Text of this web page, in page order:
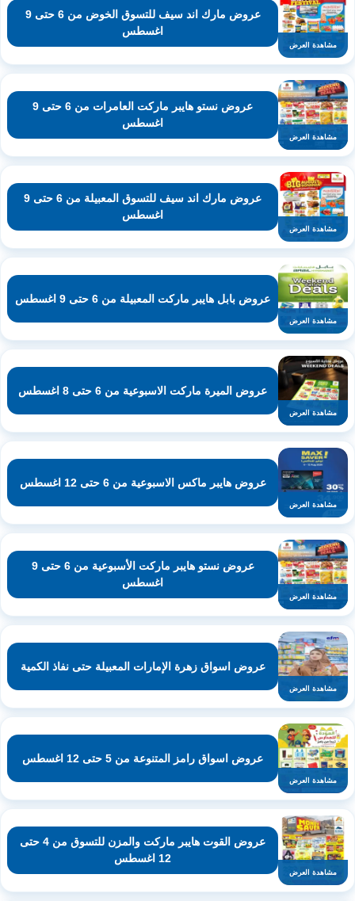
مشاهدة العرض
عروض مارك اند سيف للتسوق الخوض من 6 حتى 9
اغسطس
مشاهدة العرض
عروض نستو هايبر ماركت العامرات من 6 حتى 9
اغسطس
مشاهدة العرض
عروض مارك اند سيف للتسوق المعبيلة من 6 حتى 9
اغسطس
مشاهدة العرض
عروض بابل هايبر ماركت المعبيلة من 6 حتى 9 اغسطس
مشاهدة العرض
عروض الميرة ماركت الاسبوعية من 6 حتى 8 اغسطس
مشاهدة العرض
عروض هايبر ماكس الاسبوعية من 6 حتى 12 اغسطس
مشاهدة العرض
عروض نستو هايبر ماركت الأسبوعية من 6 حتى 9
اغسطس
مشاهدة العرض
عروض اسواق زهرة الإمارات المعبيلة حتى نفاذ الكمية
مشاهدة العرض
عروض اسواق رامز المتنوعة من 5 حتى 12 اغسطس
مشاهدة العرض
عروض القوت هايبر ماركت والمزن للتسوق من 4 حتى
12 اغسطس